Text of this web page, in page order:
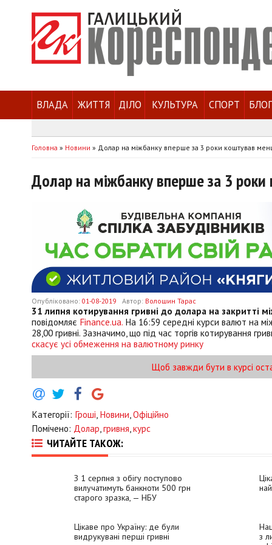
ВЛАДА ЖИТТЯ ДІЛО КУЛЬТУРА СПОРТ
Головна » Новини » Долар на міжбанку вперше за 3 роки коштував
Долар на міжбанку вперше за 3
Опубліковано: 01-08-2019 Автор: Волошин Тарас
31 липня котирування гривні до долара на закритті
повідомляє Finance.ua. На 16:59 середні курси валют на
28,00 гривні. Зазначимо, що під час торгів котирування
скасує усі обмеження на валютному ринку
Щоб завжди бути в курсі
Категорії: Гроші, Новини,Офіційно
Помічено: Долар,гривня,курс
ЧИТАЙТЕ ТАКОЖ:
З 1 серпня з обігу поступово
вилучатимуть банкноти 500 грн
старого зразка, — НБУ
Цікаве про Україну: де були
видрукувані перші гривні
з